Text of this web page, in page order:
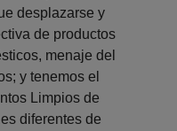
desplazarse y
de productos
menaje del
y tenemos el
Limpios de
diferentes de